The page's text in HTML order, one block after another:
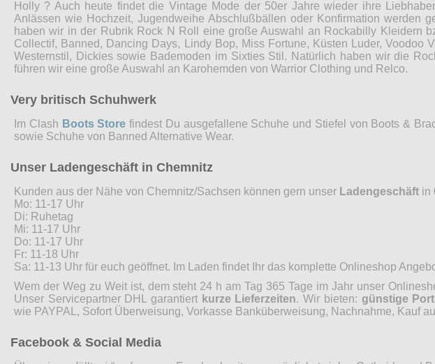
Holly ? Auch heute findet die Vintage Mode der 50er Jahre wieder ihre
Anlässen wie Hochzeit, Jugendweihe Abschlußbällen oder Konfirmation werden
haben wir in der Rubrik Rock N Roll eine große Auswahl an Rockabilly Kleidern
Collectif, Banned, Dancing Days, Lindy Bop, Miss Fortune, Küsten Luder,
Westernstil, Dickies sowie Bademoden im Sixties Stil. Natürlich haben wir die
führen wir eine große Auswahl an Karohemden von Warrior Clothing und Relco.
Very britisch Schuhwerk
Im Clash Boots Store findest Du ausgefallene Schuhe und Stiefel von Boots &
sowie Schuhe von Banned Alternative Wear.
Unser Ladengeschäft in Chemnitz
Kunden aus der Nähe von Chemnitz/Sachsen können gern unser Ladengeschäft in
Mo: 11-17 Uhr
Di: Ruhetag
Mi: 11-17 Uhr
Do: 11-17 Uhr
Fr: 11-18 Uhr
Sa: 11-13 Uhr für euch geöffnet. Im Laden findet Ihr das komplette Onlineshop
Wem der Weg zu Weit ist, dem steht 24 h am Tag 365 Tage im Jahr unser
Unser Servicepartner DHL garantiert kurze Lieferzeiten. Wir bieten: günstige
wie PAYPAL, Sofort Überweisung, Vorkasse Banküberweisung, Nachnahme, Kauf
Facebook & Social Media